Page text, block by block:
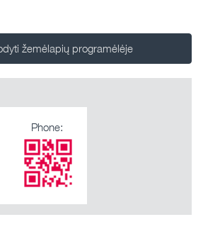
žemėlapių programėlėje
Phone: